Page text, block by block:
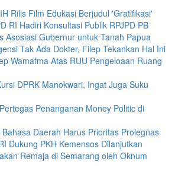
Rilis Film Edukasi Berjudul 'Gratifikasi'
RI Hadiri Konsultasi Publik RPJPD PB
Asosiasi Gubernur untuk Tanah Papua
Tak Ada Dokter, Filep Tekankan Hal Ini
Wamafma Atas RUU Pengeloaan Ruang
DPRK Manokwari, Ingat Juga Suku
Penanganan Money Politic di
Daerah Harus Prioritas Prolegnas
Dukung PKH Kemensos Dilanjutkan
Remaja di Semarang oleh Oknum